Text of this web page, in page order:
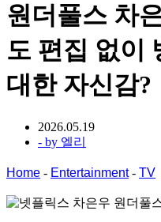
원더풀스 차
도 편집 없이
대한 자신감?
2026.05.19
- by 엘리
Home - Entertainment- TV